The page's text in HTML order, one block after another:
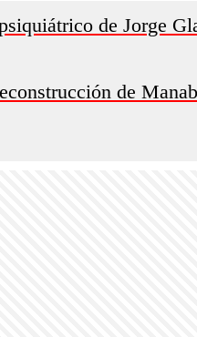
de Jorge
de